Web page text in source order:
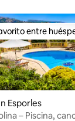
entre
entre
Esporles
– Piscina,